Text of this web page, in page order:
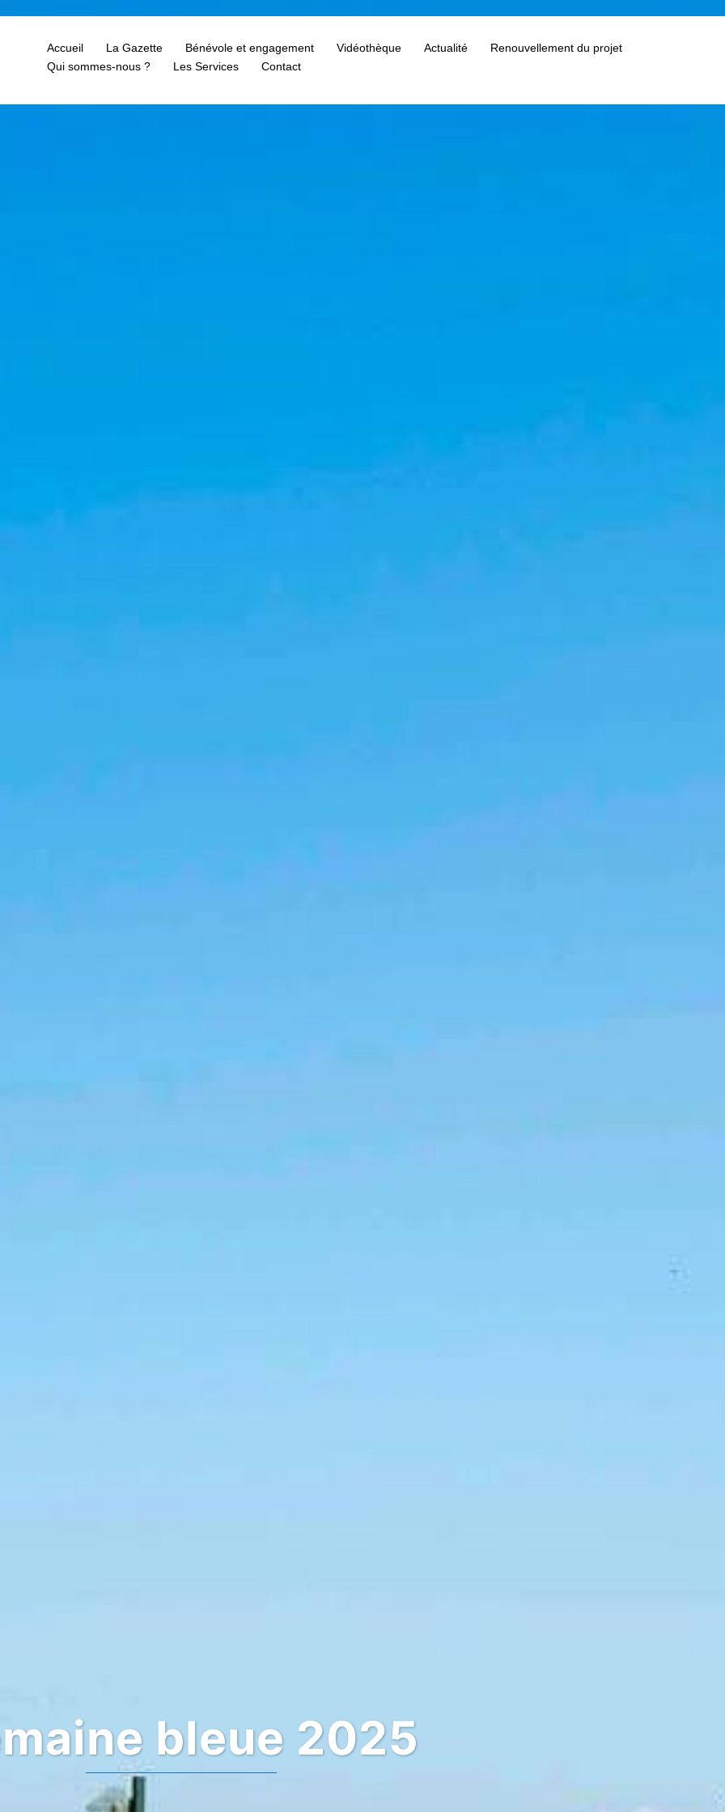
Accueil La Gazette Bénévole et engagement Vidéothèque Actualité
Renouvellement du projet
Qui sommes-nous ?
Les Services Contact
bleue 2025
A deux pas de chez vous